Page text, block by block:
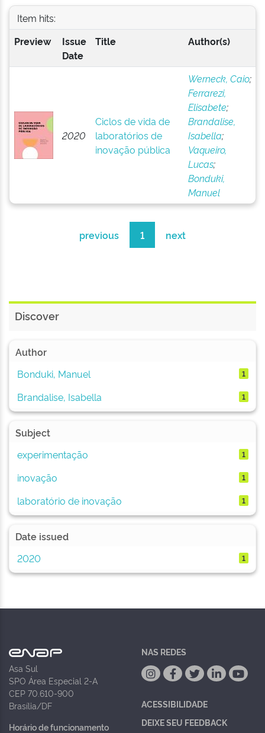
Item hits:
Preview
Issue
Date
Title Author(s)
2020
Ciclos de vida de
laboratórios de
inovação pública
Werneck, Caio;
Ferrarezi,
Elisabete;
Brandalise,
Isabella;
Vaqueiro,
Lucas;
Bonduki,
Manuel
previous 1 next
Discover
Author
Bonduki, Manuel
1
Brandalise, Isabella 1
Subject
experimentação
1
inovação 1
laboratório de inovação 1
Date issued
2020
1
Asa Sul
SPO Área Especial 2-A
CEP 70.610-900
Brasília/DF
Horário de funcionamento
NAS REDES
ACESSIBILIDADE
DEIXE SEU FEEDBACK